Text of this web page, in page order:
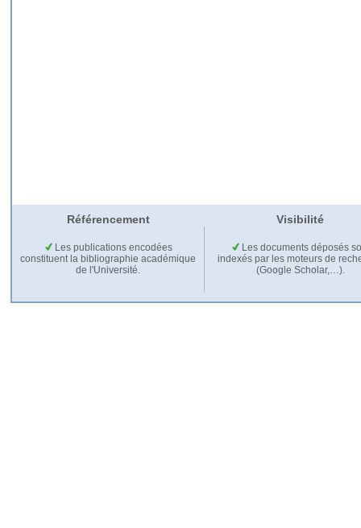
Référencement Visibilité
Les publications encodées
constituent la bibliographie académique
de l'Université.
Les documents déposés
indexés par les moteurs de
(Google Scholar,…).